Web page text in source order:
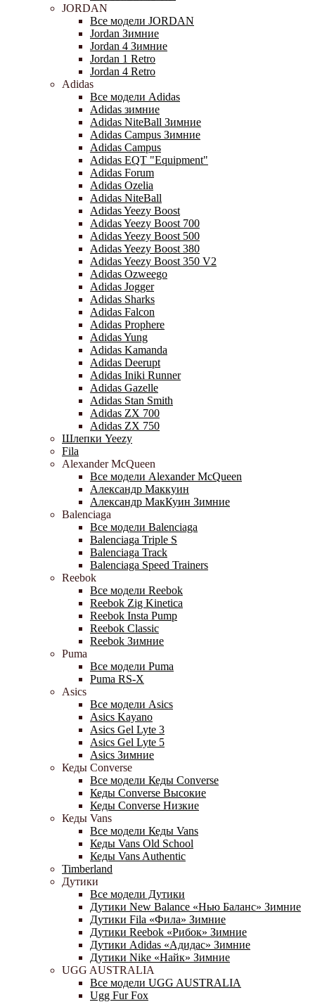
JORDAN
Все модели JORDAN
Jordan Зимние
Jordan 4 Зимние
Jordan 1 Retro
Jordan 4 Retro
Adidas
Все модели Adidas
Adidas зимние
Adidas NiteBall Зимние
Adidas Campus Зимние
Adidas Campus
Adidas EQT "Equipment"
Adidas Forum
Adidas Ozelia
Adidas NiteBall
Adidas Yeezy Boost
Adidas Yeezy Boost 700
Adidas Yeezy Boost 500
Adidas Yeezy Boost 380
Adidas Yeezy Boost 350 V2
Adidas Ozweego
Adidas Jogger
Adidas Sharks
Adidas Falcon
Adidas Prophere
Adidas Yung
Adidas Kamanda
Adidas Deerupt
Adidas Iniki Runner
Adidas Gazelle
Adidas Stan Smith
Adidas ZX 700
Adidas ZX 750
Шлепки Yeezy
Fila
Alexander McQueen
Все модели Alexander McQueen
Александр Маккуин
Александр МакКуин Зимние
Balenciaga
Все модели Balenciaga
Balenciaga Triple S
Balenciaga Track
Balenciaga Speed Trainers
Reebok
Все модели Reebok
Reebok Zig Kinetica
Reebok Insta Pump
Reebok Classic
Reebok Зимние
Puma
Все модели Puma
Puma RS-X
Asics
Все модели Asics
Asics Kayano
Asics Gel Lyte 3
Asics Gel Lyte 5
Asics Зимние
Кеды Converse
Все модели Кеды Converse
Кеды Converse Высокие
Кеды Converse Низкие
Кеды Vans
Все модели Кеды Vans
Кеды Vans Old School
Кеды Vans Authentic
Timberland
Дутики
Все модели Дутики
Дутики New Balance «Нью Баланс» Зимние
Дутики Fila «Фила» Зимние
Дутики Reebok «Рибок» Зимние
Дутики Adidas «Адидас» Зимние
Дутики Nike «Найк» Зимние
UGG AUSTRALIA
Все модели UGG AUSTRALIA
Ugg Fur Fox